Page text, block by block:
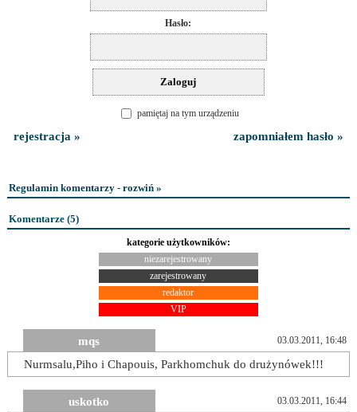
Hasło:
pamiętaj na tym urządzeniu
rejestracja » zapomniałem hasło »
Regulamin komentarzy - rozwiń »
Komentarze (5)
kategorie użytkowników:
niezarejestrowany
zarejestrowany
redaktor
VIP
mqs 03.03.2011, 16:48
Nurmsalu,Piho i Chapouis, Parkhomchuk do drużynówek!!!
uskotko 03.03.2011, 16:44